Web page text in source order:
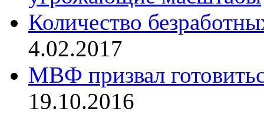
Количество
4.02.2017
МВФ призвал
19.10.2016